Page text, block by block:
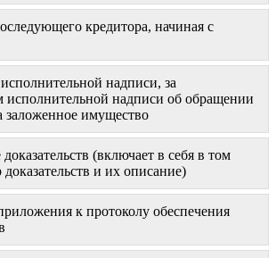
кредитора, начиная с
надписи, за
исполнительной надписи об обращении
заложенное имущество
(включает в себя в том
доказательств и их описание)
к протоколу обеспечения